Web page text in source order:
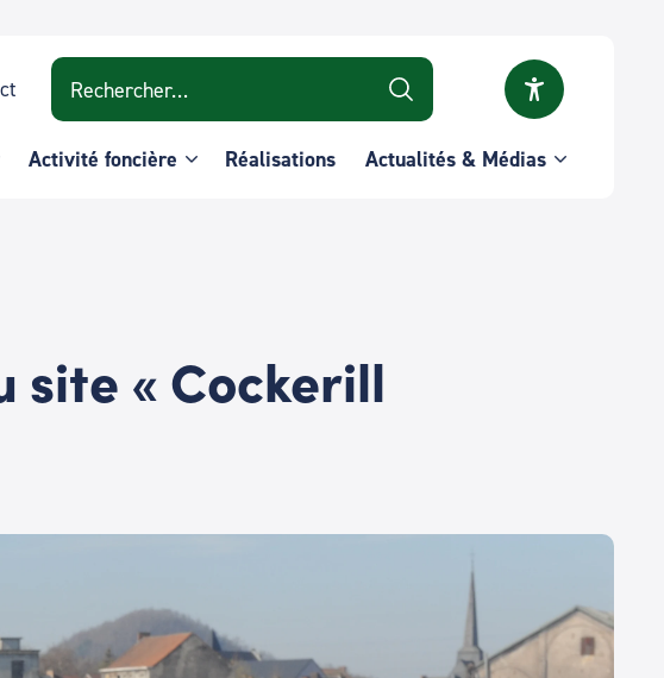
Rechercher :
Activité foncière Réalisations Actualités & Médias
« Cockerill